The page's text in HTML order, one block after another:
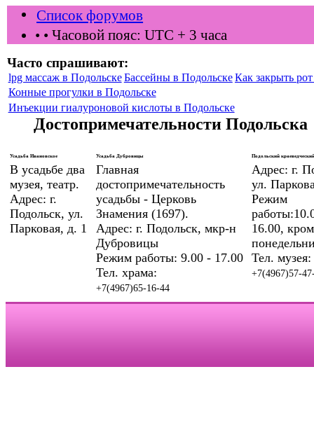
Список форумов
• • Часовой пояс: UTC + 3 часа
Часто спрашивают:
lpg массаж в Подольске Бассейны в ПодольскеКак закрыть
Конные прогулки в Подольске
Инъекции гиалуроновой кислоты в Подольске
Достопримечательности Подольска
Усадьба Ивановское
В усадьбе два
музея, театр.
Адрес: г.
Подольск, ул.
Парковая, д. 1
Усадьба Дубровицы
Главная
достопримечательность
усадьбы - Церковь
Знамения (1697).
Адрес: г. Подольск, мкр-н
Дубровицы
Режим работы: 9.00 - 17.00
Тел. храма:
+7(4967)65-16-44
Подольский
Адрес: г.
ул.
Режим
16.00,
Тел. музея:
+7(4967)57-